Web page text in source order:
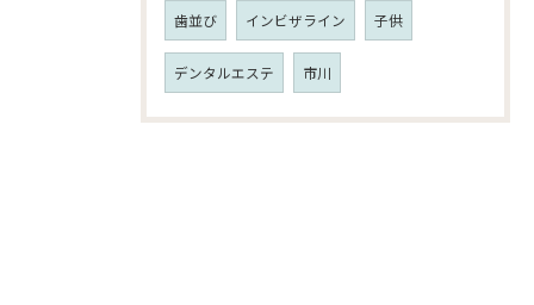
歯並び インビザライン 子供
デンタルエステ 市川